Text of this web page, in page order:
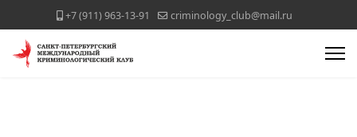
+7 (911) 963-13-91 criminology_club@mail.ru